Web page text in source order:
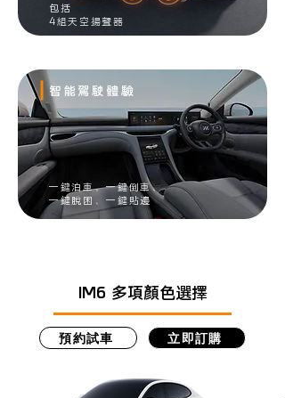
包括
4組天空揚聲器
一鍵泊車、一鍵倒車​、
一鍵脫困、一鍵貼邊
智能駕駛體驗
IM6 多項顏色選擇
預約試車 立即訂購